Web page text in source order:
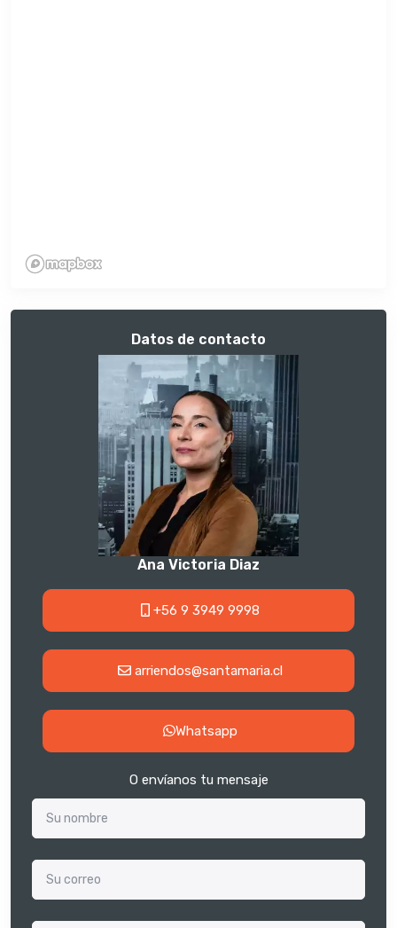
Datos de contacto
Ana Victoria Diaz
+56 9 3949 9998
arriendos@santamaria.cl
Whatsapp
O envíanos tu mensaje